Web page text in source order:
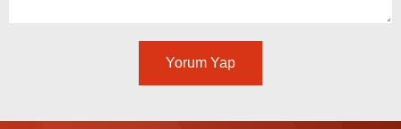
Yorum Yap